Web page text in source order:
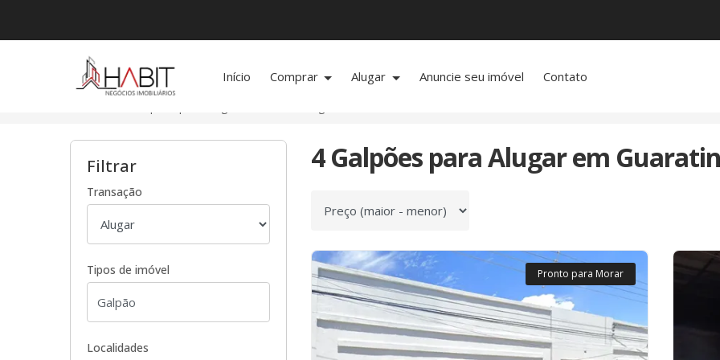
Página inicial
Início Comprar Alugar Anuncie seu imóvel Contato
Filtrar
Transação
Tipos de imóvel
Localidades
4 Galpões para Alugar em
Ordenar por
Pronto para Morar